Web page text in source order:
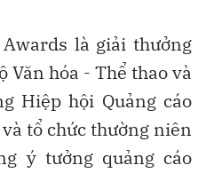
là giải thưởng
Văn hóa - Thể thao và
Hiệp hội Quảng cáo
tổ chức thường niên
ý tưởng quảng cáo